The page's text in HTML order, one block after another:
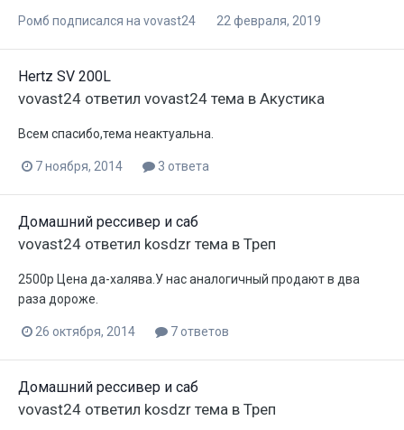
Ромб подписался на vovast24 22 февраля, 2019
Hertz SV 200L
vovast24 ответил vovast24 тема в Акустика
Всем спасибо,тема неактуальна.
7 ноября, 2014 3 ответа
Домашний рессивер и саб
vovast24 ответил kosdzr тема в Треп
2500р Цена да-халява.У нас аналогичный продают в два
раза дороже.
26 октября, 2014 7 ответов
Домашний рессивер и саб
vovast24 ответил kosdzr тема в Треп